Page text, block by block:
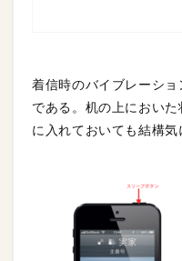
着信時のバイブレーシ
である。机の上におい
に入れておいても結構気